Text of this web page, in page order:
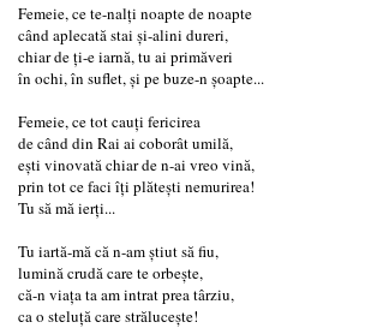
Femeie, ce te-nalți noapte de noapte
când aplecată stai și-alini dureri,
chiar de ți-e iarnă, tu ai primăveri
în ochi, în suflet, și pe buze-n șoapte...
Femeie, ce tot cauți fericirea
de când din Rai ai coborât umilă,
ești vinovată chiar de n-ai vreo vină,
prin tot ce faci îți plătești nemurirea!
Tu să mă ierți...
Tu iartă-mă că n-am știut să fiu,
lumină crudă care te orbește,
că-n viața ta am intrat prea târziu,
ca o steluță care strălucește!